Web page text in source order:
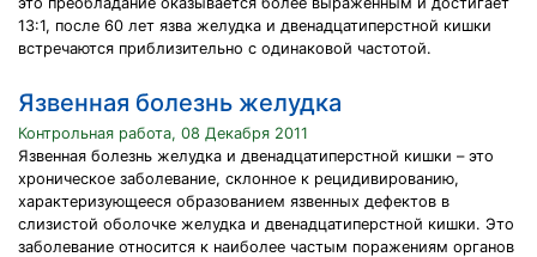
13:1, после 60 лет язва желудка и двенадцатиперстной кишки
встречаются приблизительно с одинаковой частотой.
Язвенная болезнь желудка
Контрольная работа, 08 Декабря 2011
Язвенная болезнь желудка и двенадцатиперстной кишки – это
хроническое заболевание, склонное к рецидивированию,
характеризующееся образованием язвенных дефектов в
слизистой оболочке желудка и двенадцатиперстной кишки. Это
заболевание относится к наиболее частым поражениям органов